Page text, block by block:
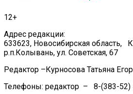
12+
Адрес редакции:
633623, Новосибирская область,
р.п.Колывань, ул. Советская, 67
Редактор –Курносова Татьяна
Телефоны: редактор – 8-(383-52)